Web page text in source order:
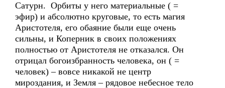
Сатурн. Орбиты у него материальные ( =
эфир) и абсолютно круговые, то есть магия
Аристотеля, его обаяние были еще очень
сильны, и Коперник в своих положениях
полностью от Аристотеля не отказался. Он
отрицал богоизбранность человека, он ( =
человек) – вовсе никакой не центр
мироздания, и Земля – рядовое небесное тело